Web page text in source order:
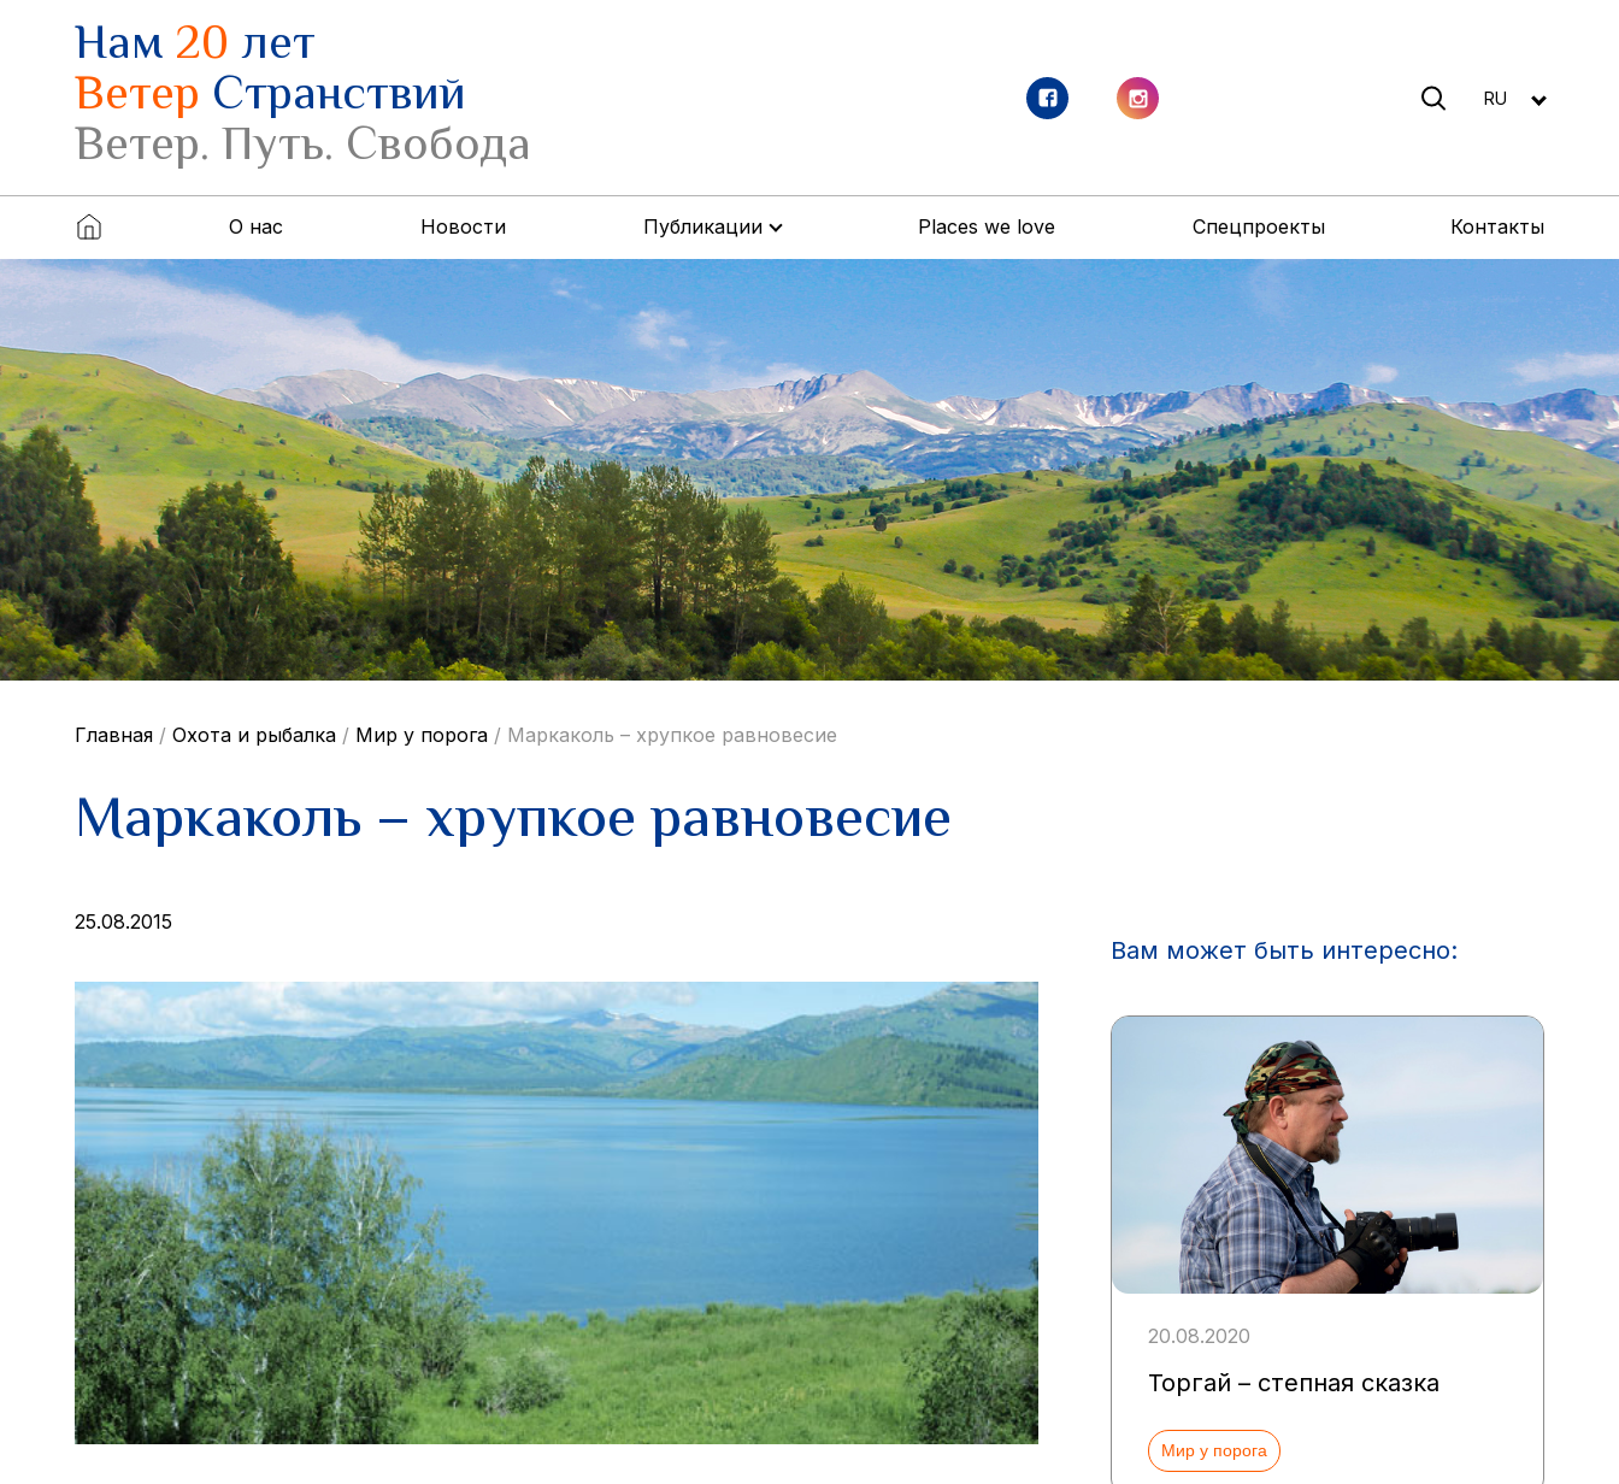
Нам20лет
Ветер Странствий
Ветер. Путь. Свобода
RU
О нас Новости Публикации Places we love Спецпроекты Контакты
Главная / Охота и рыбалка / Мир у порога / Маркаколь – хрупкое равновесие
Маркаколь – хрупкое равновесие
25.08.2015
Вам может быть интересно:
20.08.2020
Торгай – степная сказка
Мир у порога